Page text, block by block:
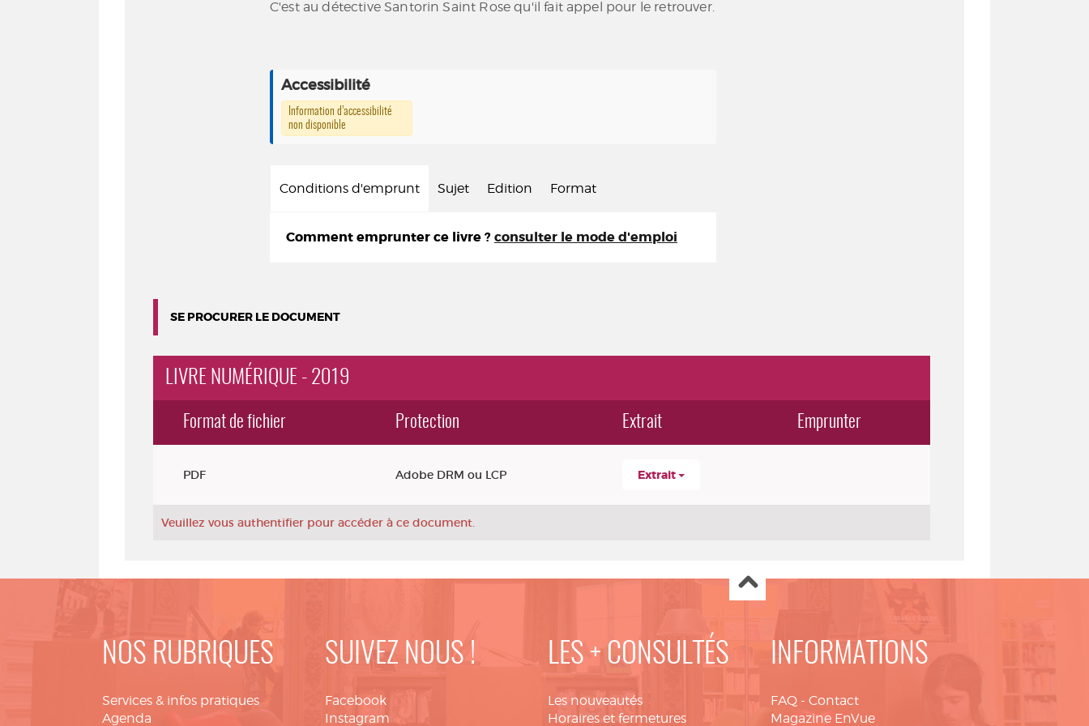
C'est au détective Santorin Saint Rose qu'il fait appel pour le retrouver.
Accessibilité
Information d’accessibilité
non disponible
Conditions d'emprunt Sujet Edition Format
Comment emprunter ce livre ? consulter le mode d'emploi
SE PROCURER LE DOCUMENT
LIVRE NUMÉRIQUE - 2019
Format de fichier Protection Extrait Emprunter
PDF Adobe DRM ou LCP Extrait
Veuillez vous authentifier pour accéder à ce document.
NOS RUBRIQUES
Services & infos pratiques
Agenda
SUIVEZ NOUS !
Facebook
Instagram
LES + CONSULTÉS
Les nouveautés
Horaires et fermetures
INFORMATIONS
FAQ - Contact
Magazine EnVue